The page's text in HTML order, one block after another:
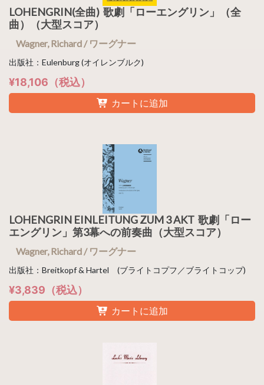
LOHENGRIN(全曲) 歌劇「ローエングリン」（全
曲）（大型スコア）
Wagner, Richard / ワーグナー
出版社：Eulenburg (オイレンブルク)
¥18,106（税込）
カートに追加
LOHENGRIN EINLEITUNG ZUM 3 AKT 歌劇「ロー
エングリン」第3幕への前奏曲（大型スコア）
Wagner, Richard / ワーグナー
出版社：Breitkopf & Hartel (ブライトコプフ／ブライトコップ)
¥3,839（税込）
カートに追加